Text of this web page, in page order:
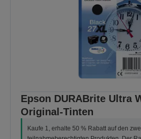
Epson DURABrite Ultra
Original-Tinten
Kaufe 1, erhalte 50 % Rabatt auf den